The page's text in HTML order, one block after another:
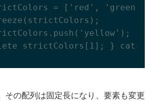
= ['red',
}
strictColors[1]; } catch
その配列は固定長になり、要素も変更